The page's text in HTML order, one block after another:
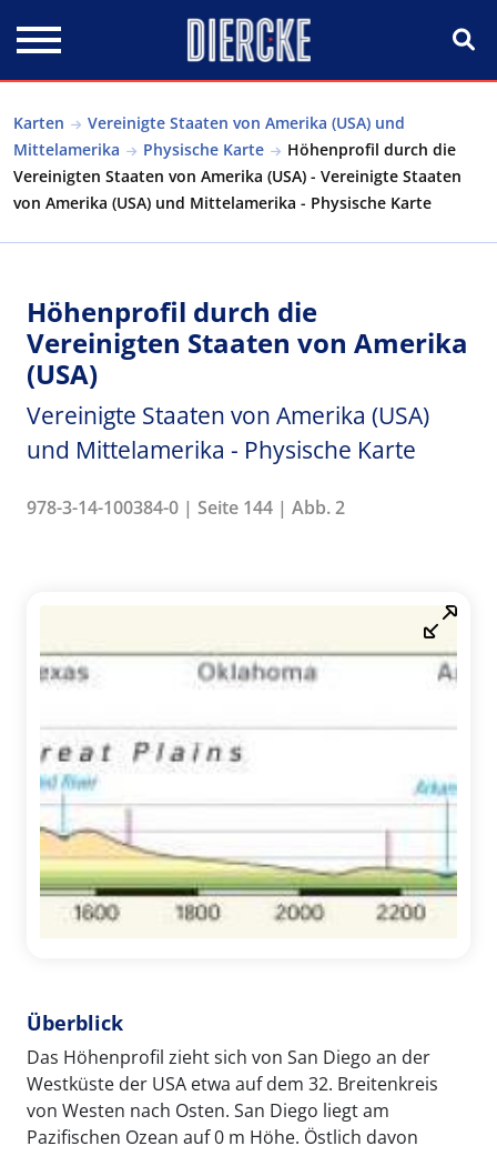
Karten
Vereinigte Staaten von Amerika (USA) und
Mittelamerika
Physische Karte
Höhenprofil durch die
Vereinigten Staaten von Amerika (USA) - Vereinigte Staaten
von Amerika (USA) und Mittelamerika - Physische Karte
Höhenprofil durch die
Vereinigten Staaten von Amerika
(USA)
Vereinigte Staaten von Amerika (USA)
und Mittelamerika - Physische Karte
978-3-14-100384-0 | Seite 144 | Abb. 2
Überblick
Das Höhenprofil zieht sich von San Diego an der
Westküste der USA etwa auf dem 32. Breitenkreis
von Westen nach Osten. San Diego liegt am
Pazifischen Ozean auf 0 m Höhe. Östlich davon